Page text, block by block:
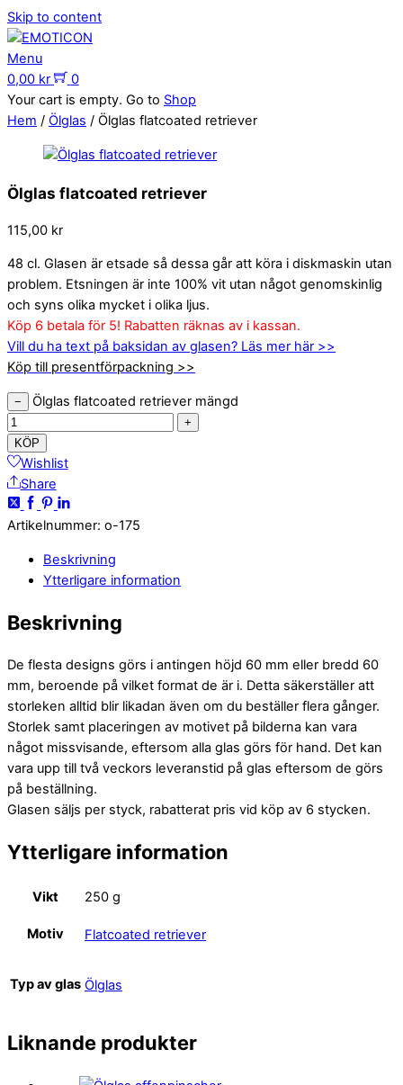
Skip to content
Menu
0,00 kr
0
Your cart is empty. Go to Shop
Hem / Ölglas / Ölglas flatcoated retriever
Ölglas flatcoated retriever
115,00 kr
48 cl. Glasen är etsade så dessa går att köra i diskmaskin utan
problem. Etsningen är inte 100% vit utan något genomskinlig
och syns olika mycket i olika ljus.
Köp 6 betala för 5! Rabatten räknas av i kassan.
Vill du ha text på baksidan av glasen? Läs mer här >>
Köp till presentförpackning >>
− Ölglas flatcoated retriever mängd
+
KÖP
Wishlist
Share
Artikelnummer: o-175
Beskrivning
Ytterligare information
Beskrivning
De flesta designs görs i antingen höjd 60 mm eller bredd 60
mm, beroende på vilket format de är i. Detta säkerställer att
storleken alltid blir likadan även om du beställer flera gånger.
Storlek samt placeringen av motivet på bilderna kan vara
något missvisande, eftersom alla glas görs för hand. Det kan
vara upp till två veckors leveranstid på glas eftersom de görs
på beställning.
Glasen säljs per styck, rabatterat pris vid köp av 6 stycken.
Ytterligare information
Vikt 250 g
Motiv Flatcoated retriever
Typ av glas Ölglas
Liknande produkter